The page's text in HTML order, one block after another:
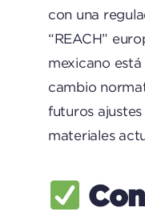
con una
“REACH”
mexicano está
cambio
futuros
materiales